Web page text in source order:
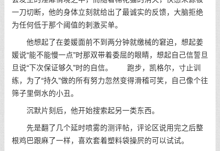
一刀切断，他的身体立刻就给出了最诚实的反馈，大脑拒绝
为任何低于那个阈值的刺激买单。
他想起了在姜媛面前不到两分钟就缴械的窘迫，想起姜
媛说“能不能慢一点”时那双带着委屈的眼睛，想起自己信誓旦
旦说“下次保证够久”时的自信。 跑步，凯格尔，寸止训
练，为了“持久”做的所有努力忽然变得滑稽可笑，自己像个往
筛子里倒水的小丑。
沉默片刻后，他开始搜索起另一类东西。
先是翻了几个延时喷雾的测评帖，评论区说用完之后整
根鸡巴跟麻了一样，喜欢套着塑料袋操屄的可以试试。